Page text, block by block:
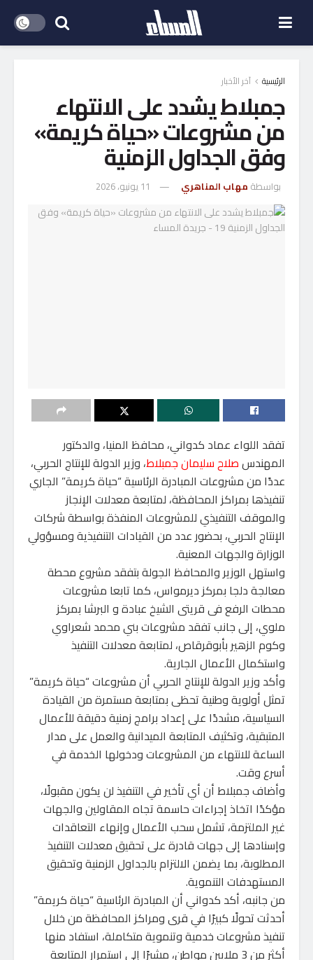
الرئيسية آخر الأخبار
جمبلاط يشدد على الانتهاء
من مشروعات «حياة كريمة»
وفق الجداول الزمنية
بواسطة مهاب المناهري 11 يونيو، 2026
تفقد اللواء عماد كدواني، محافظ المنيا، والدكتور
المهندسصلاح سليمان جمبلاط، وزير الدولة للإنتاج الحربي،
عددًا من مشروعات المبادرة الرئاسية “حياة كريمة” الجاري
تنفيذها بمراكز المحافظة، لمتابعة معدلات الإنجاز
والموقف التنفيذي للمشروعات المنفذة بواسطة شركات
الإنتاج الحربي، بحضور عدد من القيادات التنفيذية ومسؤولي
الوزارة والجهات المعنية.
واستهل الوزير والمحافظ الجولة بتفقد مشروع محطة
معالجة دلجا بمركز ديرمواس، كما تابعا مشروعات
محطات الرفع فى قريتى الشيخ عبادة و البرشا بمركز
ملوي، إلى جانب تفقد مشروعات بني محمد شعراوي
وكوم الزهير بأبوقرقاص، لمتابعة معدلات التنفيذ
واستكمال الأعمال الجارية.
وأكد وزير الدولة للإنتاج الحربي أن مشروعات “حياة كريمة”
تمثل أولوية وطنية تحظى بمتابعة مستمرة من القيادة
السياسية، مشددًا على إعداد برامج زمنية دقيقة للأعمال
المتبقية، وتكثيف المتابعة الميدانية والعمل على مدار
الساعة للانتهاء من المشروعات ودخولها الخدمة في
أسرع وقت.
وأضاف جمبلاط أن أي تأخير في التنفيذ لن يكون مقبولًا،
مؤكدًا اتخاذ إجراءات حاسمة تجاه المقاولين والجهات
غير الملتزمة، تشمل سحب الأعمال وإنهاء التعاقدات
وإسنادها إلى جهات قادرة على تحقيق معدلات التنفيذ
المطلوبة، بما يضمن الالتزام بالجداول الزمنية وتحقيق
المستهدفات التنموية.
من جانبه، أكد كدواني أن المبادرة الرئاسية “حياة كريمة”
أحدثت تحولًا كبيرًا في قرى ومراكز المحافظة من خلال
تنفيذ مشروعات خدمية وتنموية متكاملة، استفاد منها
أكثر من 3 ملايين مواطن، مشيرًا إلى استمرار المتابعة